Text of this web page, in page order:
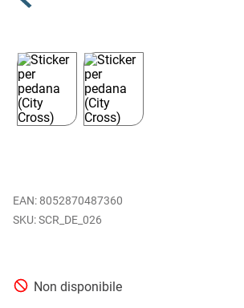
EAN: 8052870487360
SCR_DE_026
Non disponibile